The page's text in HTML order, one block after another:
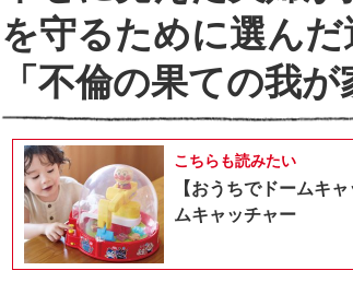
を守るために選ん
「不倫の果ての我
こちらも読みたい
【おうちでドームキ
ムキャッチャー